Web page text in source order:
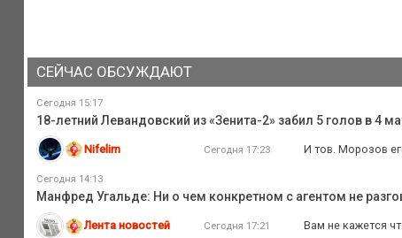
СЕЙЧАС ОБСУЖДАЮТ
Сегодня 15:17
18-летний Левандовский из «Зенита-2» забил 5 голов в
Nifelim Сегодня 17:23 И тов. Морозов
Сегодня 14:13
Манфред Угальде: Ни о чем конкретном с агентом не
Лента новостей Сегодня 17:21 Вам не кажется